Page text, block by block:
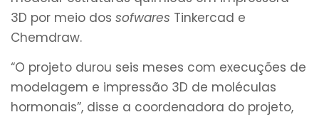
3D por meio dos sofwares Tinkercad e
Chemdraw.
“O projeto durou seis meses com execuções de
modelagem e impressão 3D de moléculas
hormonais”, disse a coordenadora do projeto,